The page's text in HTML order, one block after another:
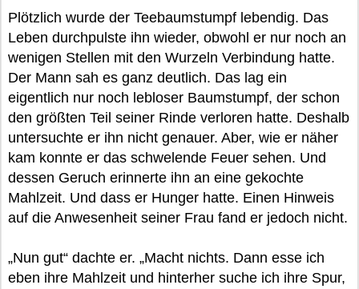
Plötzlich wurde der Teebaumstumpf lebendig. Das
Leben durchpulste ihn wieder, obwohl er nur noch an
wenigen Stellen mit den Wurzeln Verbindung hatte.
Der Mann sah es ganz deutlich. Das lag ein
eigentlich nur noch lebloser Baumstumpf, der schon
den größten Teil seiner Rinde verloren hatte. Deshalb
untersuchte er ihn nicht genauer. Aber, wie er näher
kam konnte er das schwelende Feuer sehen. Und
dessen Geruch erinnerte ihn an eine gekochte
Mahlzeit. Und dass er Hunger hatte. Einen Hinweis
auf die Anwesenheit seiner Frau fand er jedoch nicht.
„Nun gut“ dachte er. „Macht nichts. Dann esse ich
eben ihre Mahlzeit und hinterher suche ich ihre Spur,